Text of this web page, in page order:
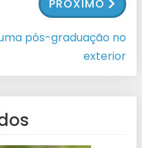
PRÓXIMO
pós-graduação no
exterior